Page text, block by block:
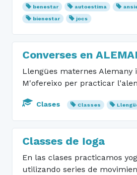
benestar
autoestima
bienestar
jocs
Converses en
Llengües maternes Alemany
M'ofereixo per practicar
Clases Classes
Classes de Ioga
En las clases practicamos
utilizando series de